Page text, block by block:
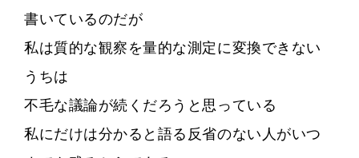
書いているのだが
私は質的な観察を量的な測定に変換できない
うちは
不毛な議論が続くだろうと思っている
私にだけは分かると語る反省のない人がいつ